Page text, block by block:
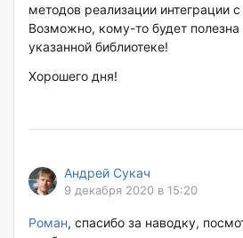
методов реализации интеграции
Возможно, кому-то будет полезна
указанной библиотеке!
Хорошего дня!
Андрей Сукач
9 декабря 2020 в 15:20
Роман, спасибо за наводку,